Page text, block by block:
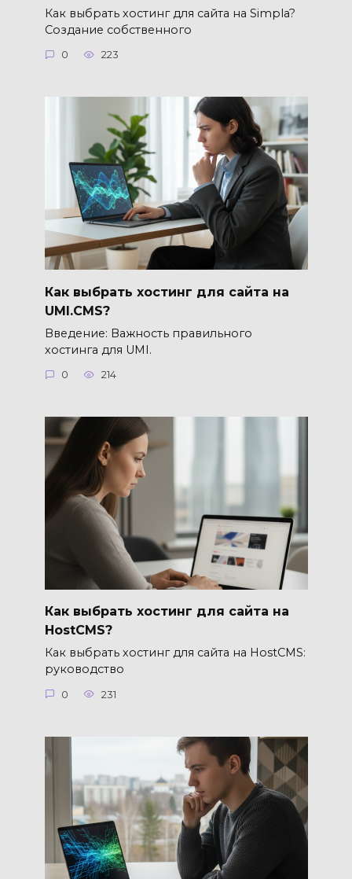
Как выбрать хостинг для сайта на Simpla?
Создание собственного
0 223
Как выбрать хостинг для сайта на
UMI.CMS?
Введение: Важность правильного
хостинга для UMI.
0 214
Как выбрать хостинг для сайта на
HostCMS?
Как выбрать хостинг для сайта на HostCMS:
руководство
0 231